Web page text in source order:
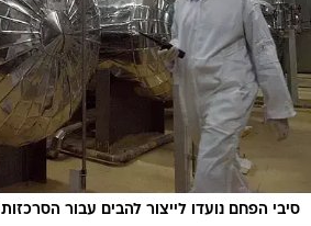
סיבי הפחם נועדו לייצור להבים עבור הסרכזות